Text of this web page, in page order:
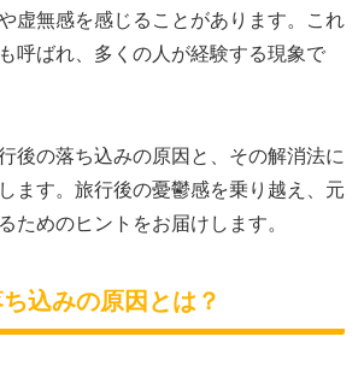
虚無感を感じることがあります。これ
呼ばれ、多くの人が経験する現象で
後の落ち込みの原因と、その解消法に
ます。旅行後の憂鬱感を乗り越え、元
ためのヒントをお届けします。
込みの原因とは？